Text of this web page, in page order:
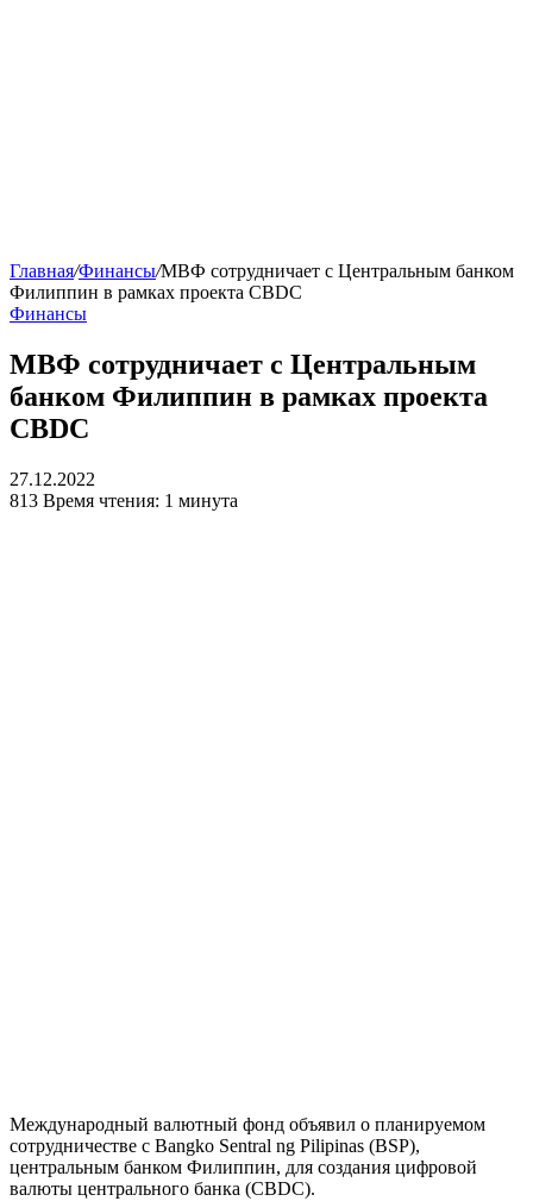
Главная/Финансы/МВФ сотрудничает с Центральным банком
Филиппин в рамках проекта CBDC
Финансы
МВФ сотрудничает с Центральным
банком Филиппин в рамках проекта
CBDC
27.12.2022
813 Время чтения: 1 минута
Международный валютный фонд объявил о планируемом
сотрудничестве с Bangko Sentral ng Pilipinas (BSP),
центральным банком Филиппин, для создания цифровой
валюты центрального банка (CBDC).